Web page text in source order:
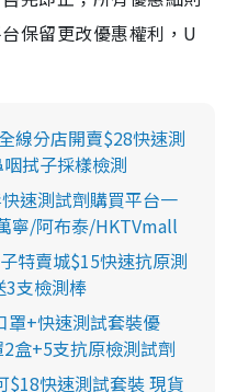
保留更改優惠權利，U
線分店開賣$28快速測
拭子採樣檢測
速測試劑購買平台一
寧/阿布泰/HKTVmall
特賣城$15快速抗原測
3支檢測棒
罩+快速測試套裝優
盒+5支抗原檢測試劑
$18快速測試套裝 現貨